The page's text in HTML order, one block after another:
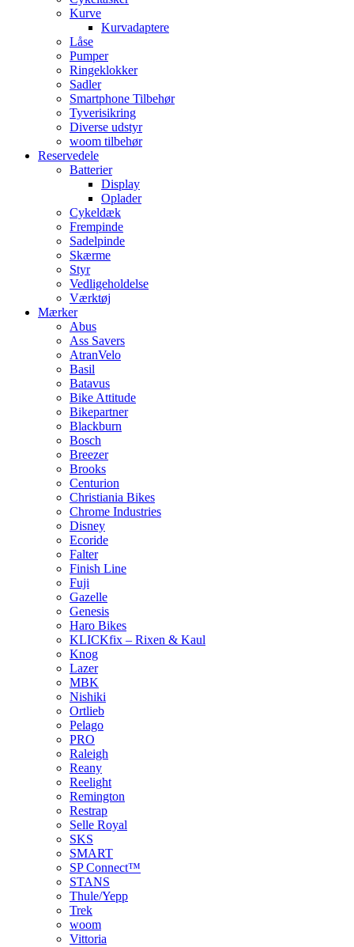
Kurve
Kurvadaptere
Låse
Pumper
Ringeklokker
Sadler
Smartphone Tilbehør
Tyverisikring
Diverse udstyr
woom tilbehør
Reservedele
Batterier
Display
Oplader
Cykeldæk
Frempinde
Sadelpinde
Skærme
Styr
Vedligeholdelse
Værktøj
Mærker
Abus
Ass Savers
AtranVelo
Basil
Batavus
Bike Attitude
Bikepartner
Blackburn
Bosch
Breezer
Brooks
Centurion
Christiania Bikes
Chrome Industries
Disney
Ecoride
Falter
Finish Line
Fuji
Gazelle
Genesis
Haro Bikes
KLICKfix – Rixen & Kaul
Knog
Lazer
MBK
Nishiki
Ortlieb
Pelago
PRO
Raleigh
Reany
Reelight
Remington
Restrap
Selle Royal
SKS
SMART
SP Connect™
STANS
Thule/Yepp
Trek
woom
Vittoria